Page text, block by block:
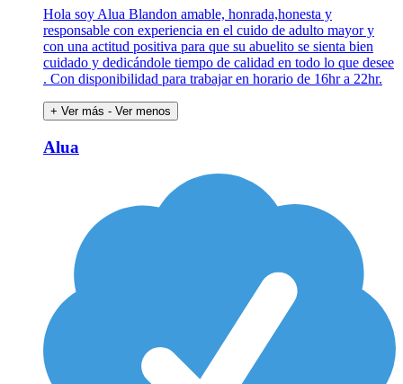
Hola soy Alua Blandon amable, honrada,honesta y
responsable con experiencia en el cuido de adulto mayor y
con una actitud positiva para que su abuelito se sienta bien
cuidado y dedicándole tiempo de calidad en todo lo que desee
. Con disponibilidad para trabajar en horario de 16hr a 22hr.
+ Ver más - Ver menos
Alua